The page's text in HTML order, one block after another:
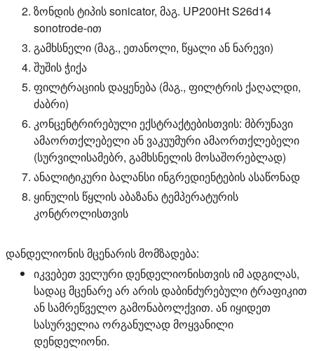
ზონდის ტიპის sonicator, მაგ. UP200Ht S26d14
sonotrode-ით
გამხსნელი (მაგ., ეთანოლი, წყალი ან ნარევი)
შუშის ჭიქა
ფილტრაციის დაყენება (მაგ., ფილტრის ქაღალდი,
ძაბრი)
კონცენტრირებული ექსტრაქტებისთვის: მბრუნავი
ამაორთქლებელი ან ვაკუუმური ამაორთქლებელი
(სურვილისამებრ, გამხსნელის მოსაშორებლად)
ანალიტიკური ბალანსი ინგრედიენტების ასაწონად
ყინულის წყლის აბაზანა ტემპერატურის
კონტროლისთვის
დანდელიონის მცენარის მომზადება:
იკვებეთ ველური დენდელიონისთვის იმ ადგილას,
სადაც მცენარე არ არის დაბინძურებული ტრაფიკით
ან სამრეწველო გამონაბოლქვით. ან იყიდეთ
სასურველია ორგანულად მოყვანილი
დენდელიონი.